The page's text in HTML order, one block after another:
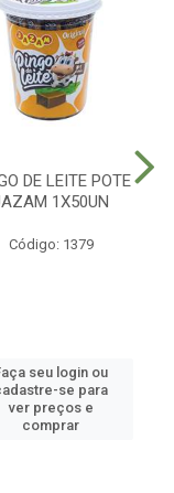
DE LEITE POTE
1X50UN
Código: 1379
seu login ou
se para
ver preços e
comprar